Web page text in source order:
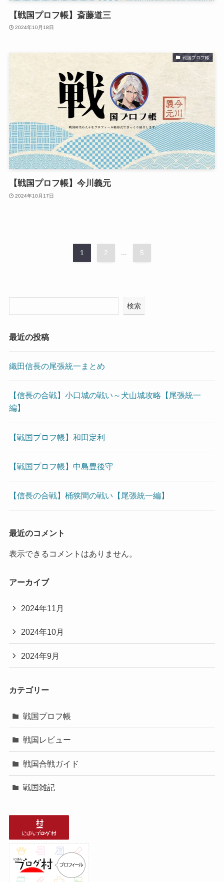
【戦国プロフ帳】斎藤道三
2024年10月18日
戦国プロフ帳
【戦国プロフ帳】今川義元
2024年10月17日
1 2 ... 5
検索
最近の投稿
織田信長の尾張統一まとめ
【信長の合戦】小口城の戦い～犬山城攻略【尾張統一
編】
【戦国プロフ帳】和田定利
【戦国プロフ帳】中島豊後守
【信長の合戦】桶狭間の戦い【尾張統一編】
最近のコメント
表示できるコメントはありません。
アーカイブ
2024年11月
2024年10月
2024年9月
カテゴリー
戦国プロフ帳
戦国レビュー
戦国合戦ガイド
戦国雑記